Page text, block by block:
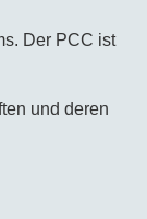
Der PCC ist
und deren